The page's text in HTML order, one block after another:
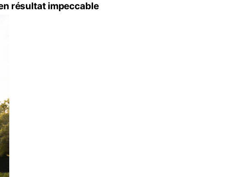
résultat impeccable